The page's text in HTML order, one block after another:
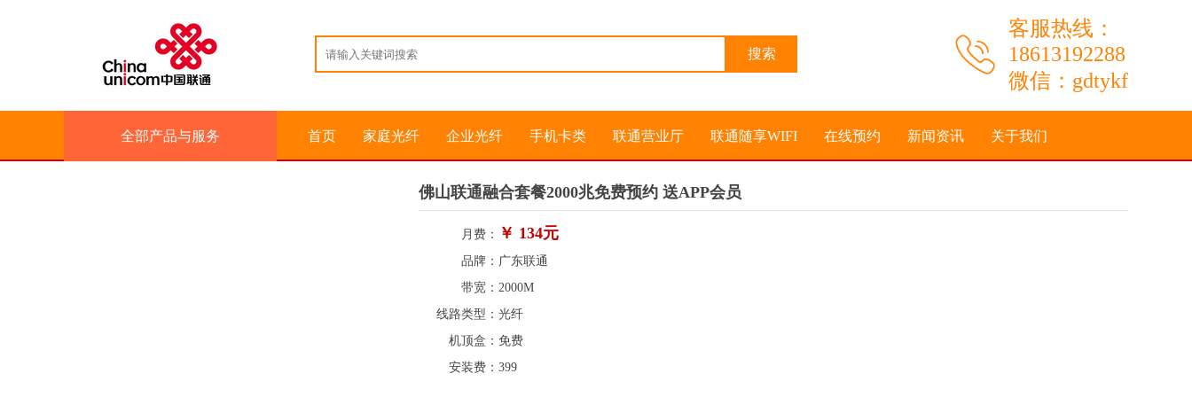
客服热线：
18613192288
微信：gdtykf
全部产品与服务 首页 家庭光纤 企业光纤 手机卡类 联通营业厅 联通随享WIFI 在线预约 新闻资讯 关于我们
佛山联通融合套餐2000兆免费预约 送APP会员
月费： ￥ 134元
品牌： 广东联通
带宽： 2000M
线路类型： 光纤
机顶盒： 免费
安装费： 399